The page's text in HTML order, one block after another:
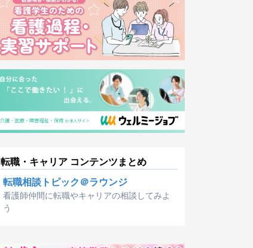
転職・キャリア コンテンツまとめ
転職相談トピック＠ラウンジ
看護師仲間に転職やキャリアの相談してみよ
う